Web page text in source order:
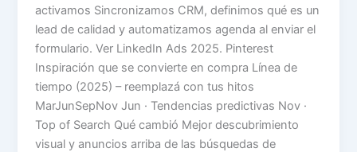
activamos Sincronizamos CRM, definimos qué es un
lead de calidad y automatizamos agenda al enviar el
formulario. Ver LinkedIn Ads 2025. Pinterest
Inspiración que se convierte en compra Línea de
tiempo (2025) – reemplazá con tus hitos
MarJunSepNov Jun · Tendencias predictivas Nov ·
Top of Search Qué cambió Mejor descubrimiento
visual y anuncios arriba de las búsquedas de